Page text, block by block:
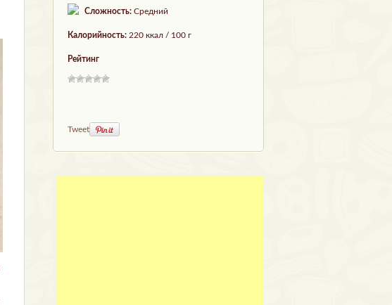
Сложность: Средний
Калорийность: 220 ккал / 100 г
Рейтинг
Tweet